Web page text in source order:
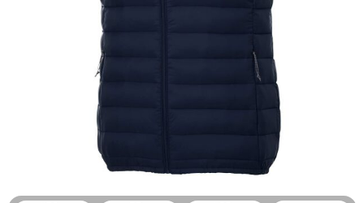
Technologie & Gadgets
Outdoor & Vrije tijd
Pennen & Schrijfwaren
Tassen & Reizen
Gezondheid & Welzijn